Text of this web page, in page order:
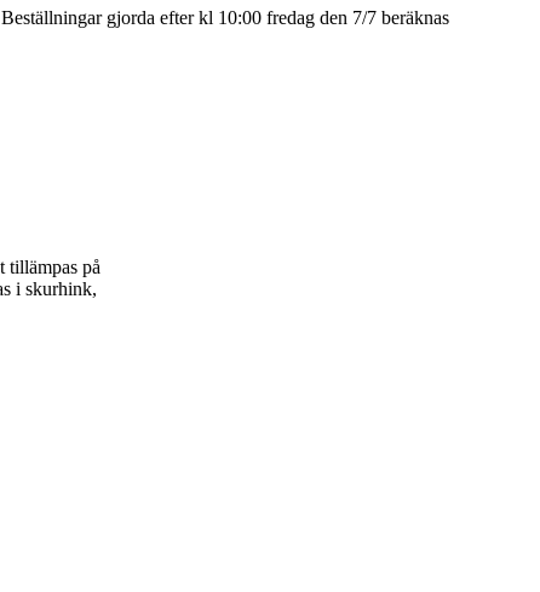
gjorda efter kl 10:00 fredag den 7/7 beräknas
tillämpas på
i skurhink,